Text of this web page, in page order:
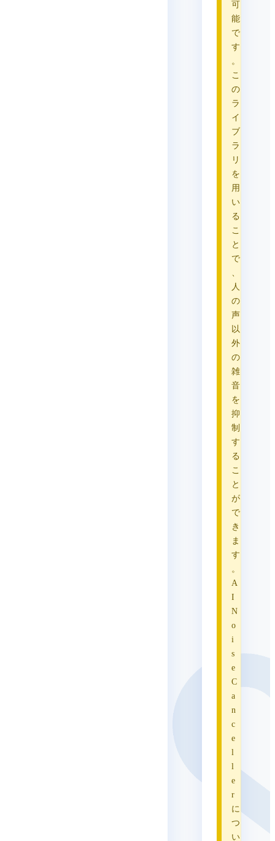
可
能
で
す
。
こ
の
ラ
イ
ブ
ラ
リ
を
用
い
る
こ
と
で
、
人
の
声
以
外
の
雑
音
を
抑
制
す
る
こ
と
が
で
き
ま
す
。
A
I
N
o
i
s
e
C
a
n
c
e
l
l
e
r
に
つ
い